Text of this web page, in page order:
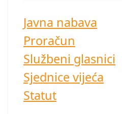
Javna nabava
Proračun
Službeni glasnici
Sjednice vijeća
Statut